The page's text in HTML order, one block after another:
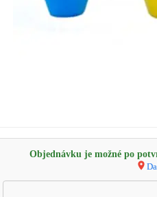
Objednávku je možné po